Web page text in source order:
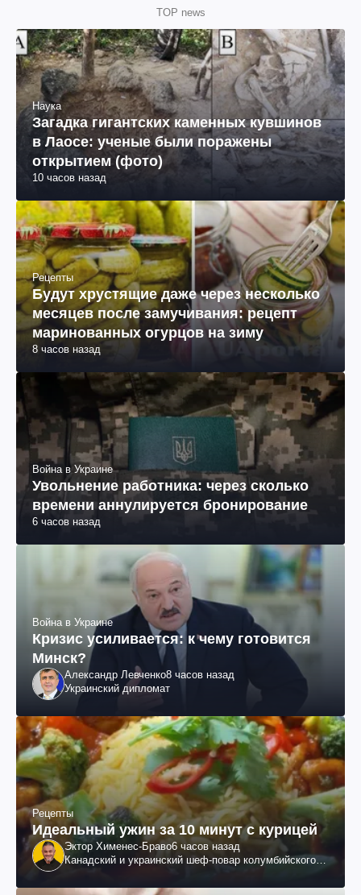
TOP news
Наука
Загадка гигантских каменных кувшинов
в Лаосе: ученые были поражены
открытием (фото)
10 часов назад
Рецепты
Будут хрустящие даже через несколько
месяцев после замучивания: рецепт
маринованных огурцов на зиму
8 часов назад
Война в Украине
Увольнение работника: через сколько
времени аннулируется бронирование
6 часов назад
Война в Украине
Кризис усиливается: к чему готовится
Минск?
Александр Левченко8 часов назад
Украинский дипломат
Рецепты
Идеальный ужин за 10 минут с курицей
Эктор Хименес-Браво6 часов назад
Канадский и украинский шеф-повар колумбийского